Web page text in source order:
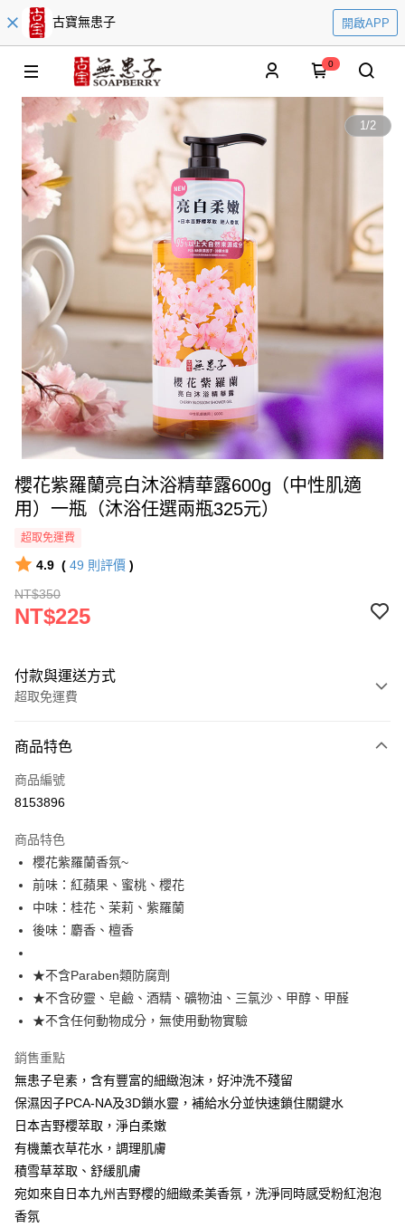
古寶無患子 開啟APP
0
1/2
櫻花紫羅蘭亮白沐浴精華露600g（中性肌適
用）一瓶（沐浴任選兩瓶325元）
超取免運費
4.9 ( 49 則評價 )
NT$350
NT$225
付款與運送方式
超取免運費
信用卡一次付款
超商取貨付款
Apple Pay
悠遊付
Google Pay
大哥付你分期
相關說明
【大哥付你分期使用說明】
1.本服務由台灣大哥大提供，台灣大哥大用戶可立即使用無須另外申請。
流程，驗證手機門號後，選擇欲分期的期數、繳款截止日，確認付款後即完
成交易。
3.實際核准額度、可分期數及費用金額請依後續交易確認頁面所載為準。
4.訂單成立30分鐘內，如未前往確認交易或遇審核未通過，訂單將自動取
法說明評估內容。
【繳款方式說明】
1.分期款項不併入電信帳單，「大哥付你分期」於每月結算日後寄送繳費提
醒簡訊。
2.透過簡訊連結打開帳單後，可選擇「超商條碼／台灣大直營門市／銀行轉
帳／街口支付／iPASS MONEY」等通路繳費。
AFTEE先享後付
【關於「AFTEE先享後付」】
AFTEE先享後付是「在收到商品之後才付款」的支付方式。 讓您購物簡單
便利好安心！
１．簡單：不需註冊會員、不需綁卡、不需儲值。
２．便利：只要手機號碼，簡訊認證，即可結帳。
【「AFTEE先享後付」結帳流程】
１．於結帳方式選擇「AFTEE先享後付」後，將跳轉至「AFTEE先享後付」
結帳頁面，進行簡訊認證並確認金額後，即可完成結帳。
２．訂單成立數日內，您將收到繳費通知簡訊。
貨到付款
運送方式
全家取貨付款
免運費
商品特色
商品編號
8153896
商品特色
櫻花紫羅蘭香氛~
前味：紅蘋果、蜜桃、櫻花
中味：桂花、茉莉、紫羅蘭
後味：麝香、檀香
★不含Paraben類防腐劑
★不含矽靈、皂鹼、酒精、礦物油、三氯沙、甲醇、甲醛
★不含任何動物成分，無使用動物實驗
銷售重點
無患子皂素，含有豐富的細緻泡沫，好沖洗不殘留
保濕因子PCA-NA及3D鎖水靈，補給水分並快速鎖住關鍵水
日本吉野櫻萃取，淨白柔嫩
有機薰衣草花水，調理肌膚
積雪草萃取、舒緩肌膚
宛如來自日本九州吉野櫻的細緻柔美香氛，洗淨同時感受粉紅泡泡
香氛